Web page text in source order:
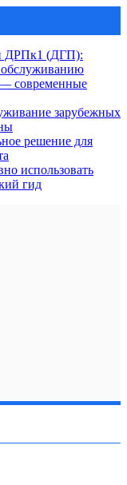
ДРПк1 (ДГП):
обслуживанию
— современные
зарубежных
решение для
использовать
гид